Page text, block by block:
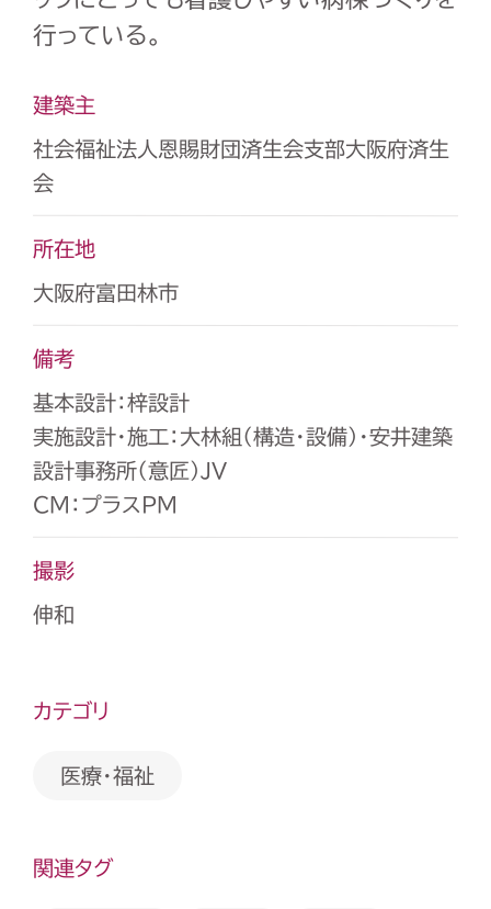
行っている。
建築主
社会福祉法人恩賜財団済生会支部大阪府済生
会
所在地
大阪府富田林市
備考
基本設計：梓設計
実施設計・施工：大林組（構造・設備）・安井建築
設計事務所（意匠）JV
CM：プラスPM
撮影
伸和
カテゴリ
医療・福祉
関連タグ